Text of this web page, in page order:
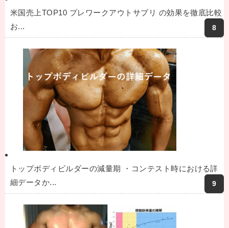
米国売上TOP10 プレワークアウトサプリ の効果を徹底比較
お...
トップボディビルダーの減量期 ・コンテスト時における詳
細データか...